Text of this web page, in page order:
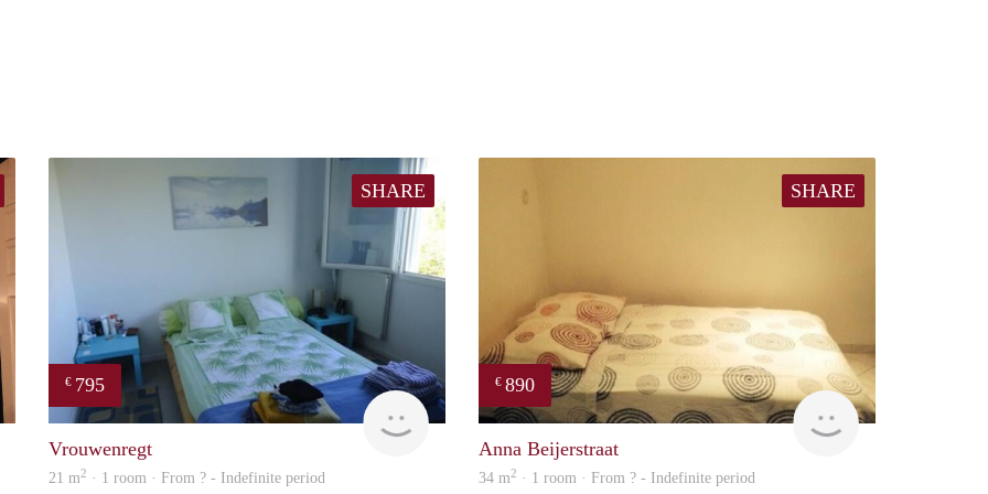
Charlotte
SHARE
€ 795
finder
Vrouwenregt
21 m2 · 1 room · From ? - Indefinite period
SHARE
€ 890
finder
Anna Beijerstraat
34 m2 · 1 room · From ? - Indefinite period